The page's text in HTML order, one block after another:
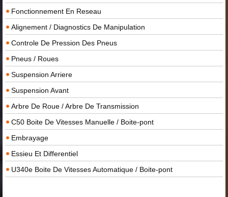
Fonctionnement En Reseau
Alignement / Diagnostics De Manipulation
Controle De Pression Des Pneus
Pneus / Roues
Suspension Arriere
Suspension Avant
Arbre De Roue / Arbre De Transmission
C50 Boite De Vitesses Manuelle / Boite-pont
Embrayage
Essieu Et Differentiel
U340e Boite De Vitesses Automatique / Boite-pont